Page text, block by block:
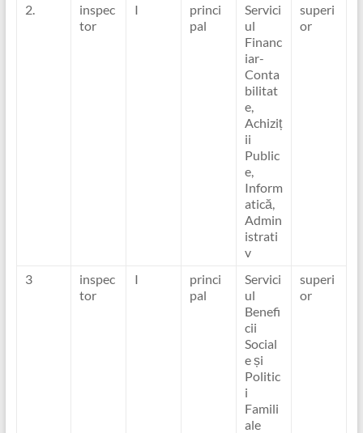
2.
inspec
tor
I
princi
pal
Servici
ul
Financ
iar-
Conta
bilitat
e,
Achiziț
ii
Public
e,
Inform
atică,
Admin
istrati
v
superi
or
3
inspec
tor
I
princi
pal
Servici
ul
Benefi
cii
Social
e și
Politic
i
Famili
ale
superi
or